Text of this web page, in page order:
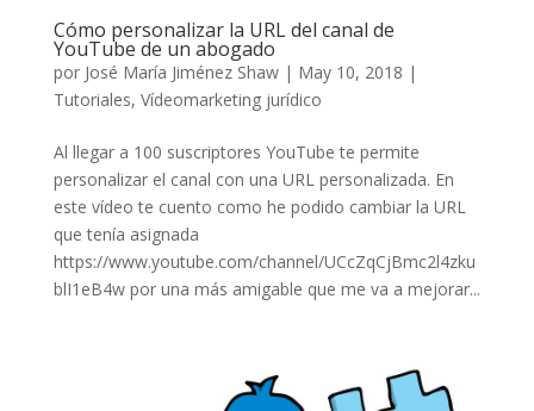
Cómo personalizar la URL del canal de
YouTube de un abogado
por José María Jiménez Shaw| May 10, 2018 |
Tutoriales, Vídeomarketing jurídico
Al llegar a 100 suscriptores YouTube te permite
personalizar el canal con una URL personalizada. En
este vídeo te cuento como he podido cambiar la URL
que tenía asignada
https://www.youtube.com/channel/UCcZqCjBmc2l4zku
blI1eB4w por una más amigable que me va a mejorar...